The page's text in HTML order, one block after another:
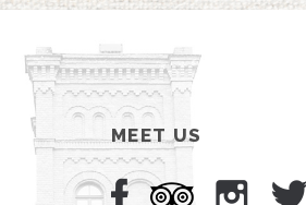
MEET US